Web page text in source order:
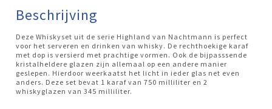
Beschrijving
Deze Whiskyset uit de serie Highland van Nachtmann is perfect
voor het serveren en drinken van whisky. De rechthoekige karaf
met dop is versierd met prachtige vormen. Ook de bijpasssende
kristalheldere glazen zijn allemaal op een andere manier
geslepen. Hierdoor weerkaatst het licht in ieder glas net even
anders. Deze set bevat 1 karaf van 750 milliliter en 2
whiskyglazen van 345 milliliter.